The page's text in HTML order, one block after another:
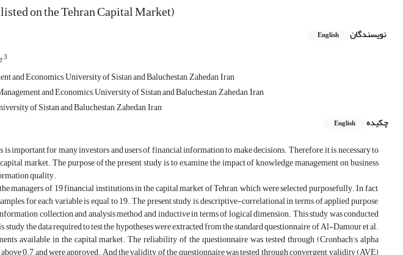
on the Tehran Capital Market)
نویسندگان English
3
and Economics, University of Sistan and Baluchestan, Zahedan, Iran
and Economics, University of Sistan and Baluchestan, Zahedan, Iran
of Sistan and Baluchestan, Zahedan, Iran
چکیده
English
important for many investors and users of financial information to make decisions. Therefore, it is necessary to
market. The purpose of the present study is to examine the impact of knowledge management on business
quality.
managers of 19 financial institutions in the capital market of Tehran, which were selected purposefully. In fact,
for each variable is equal to 19. The present study is descriptive-correlational in terms of applied purpose,
collection and analysis method, and inductive in terms of logical dimension. This study was conducted
the data required to test the hypotheses were extracted from the standard questionnaire of Al-Damour et al.
available in the capital market. The reliability of the questionnaire was tested through (Cronbach's alpha